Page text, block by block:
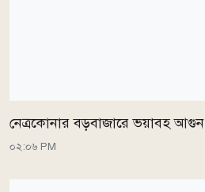
নেত্রকোনার বড়বাজারে ভয়াবহ আগুন
০২:০৬ PM